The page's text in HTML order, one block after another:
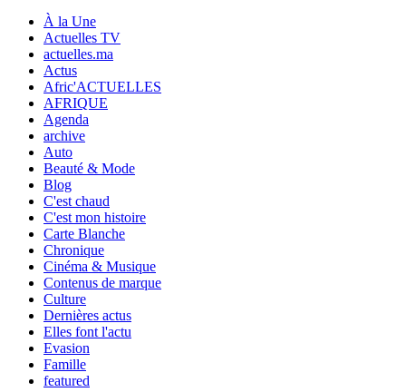
À la Une
Actuelles TV
actuelles.ma
Actus
Afric'ACTUELLES
AFRIQUE
Agenda
archive
Auto
Beauté & Mode
Blog
C'est chaud
C'est mon histoire
Carte Blanche
Chronique
Cinéma & Musique
Contenus de marque
Culture
Dernières actus
Elles font l'actu
Evasion
Famille
featured